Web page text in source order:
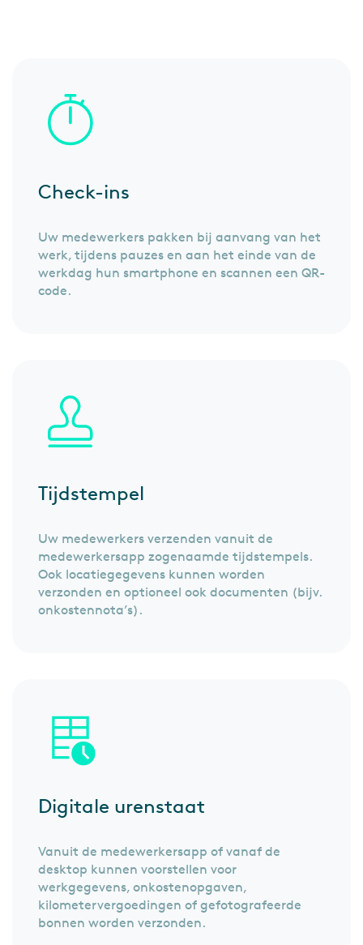
Check-ins
Uw medewerkers pakken bij aanvang van het
werk, tijdens pauzes en aan het einde van de
werkdag hun smartphone en scannen een QR-
code.
Tijdstempel
Uw medewerkers verzenden vanuit de
medewerkersapp zogenaamde tijdstempels.
Ook locatiegegevens kunnen worden
verzonden en optioneel ook documenten (bijv.
onkostennota’s).
Digitale urenstaat
Vanuit de medewerkersapp of vanaf de
desktop kunnen voorstellen voor
werkgegevens, onkostenopgaven,
kilometervergoedingen of gefotografeerde
bonnen worden verzonden.